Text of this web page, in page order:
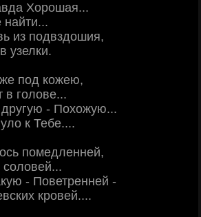
Хорошая...
найти...
из подвздошия,
узелки.
под кожею,
в голове...
- Похожую...
к Тебе....
помедленней,
соловей...
- Поветренней -
кровей....